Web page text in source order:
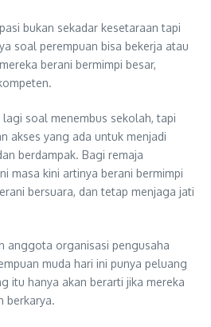
bukan sekadar kesetaraan tapi
soal perempuan bisa bekerja atau
berani bermimpi besar,
soal menembus sekolah, tapi
akses yang ada untuk menjadi
berdampak. Bagi remaja
masa kini artinya berani bermimpi
bersuara, dan tetap menjaga jati
anggota organisasi pengusaha
muda hari ini punya peluang
itu hanya akan berarti jika mereka
berkarya.